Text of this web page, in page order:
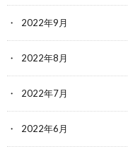
2022年9月
2022年8月
2022年7月
2022年6月